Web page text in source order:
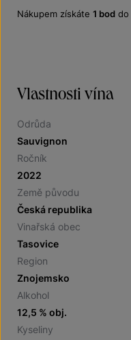
Nákupem získáte 1 bod do
Vlastnosti vína
Odrůda
Sauvignon
Ročník
2022
Země původu
Česká republika
Vinařská obec
Tasovice
Region
Znojemsko
Alkohol
12,5 % obj.
Kyseliny